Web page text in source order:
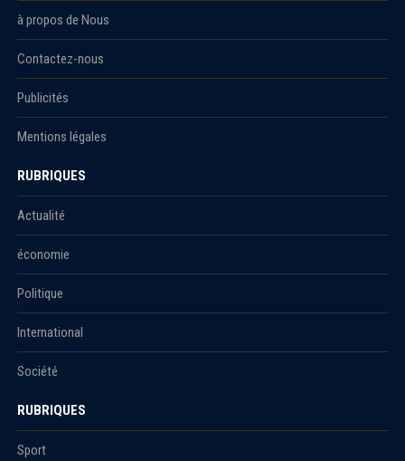
à propos de Nous
Contactez-nous
Publicités
Mentions légales
RUBRIQUES
Actualité
économie
Politique
International
Société
RUBRIQUES
Sport